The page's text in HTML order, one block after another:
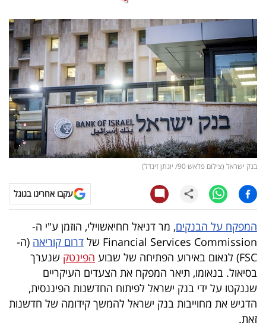
מדדים
ומחקרים
דעות
רכילות
עסקית
קריפטו
ויראלי
טלוויזיה
עסקי
ספורט
קריירה
ולימודים
מינויים
בנק ישראל (צילום פלאש 90/ יונתן זינדל)
עקבו אחרינו בגוגל
המפקח על הבנקים, מר דניאל חחיאשוילי, הוזמן ע"י ה-
Financial Services Commission של
דרום קוריאה (ה-
FSC) לנאום באירוע הפתיחה של שבוע
הפינטק שנערך
בסיאול. בנאומו, תיאר המפקח את הצעדים העיקריים
שננקטו על ידי בנק ישראל לפיתוח החדשנות הפיננסית,
הדגיש את מחוייבות בנק ישראל להמשך קידומה של חדשנות
זאת.